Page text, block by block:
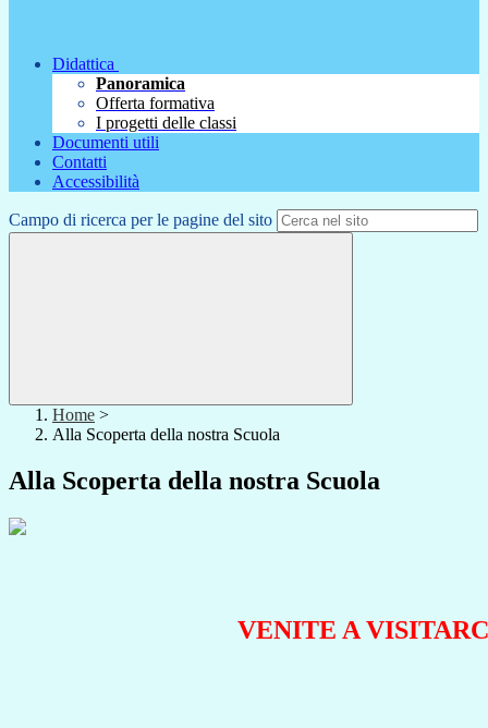
Didattica
Panoramica
Offerta formativa
I progetti delle classi
Documenti utili
Contatti
Accessibilità
Campo di ricerca per le pagine del sito
Home >
Alla Scoperta della nostra Scuola
Alla Scoperta della nostra Scuola
VENITE A